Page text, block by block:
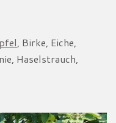
, Birke, Eiche,
Haselstrauch,